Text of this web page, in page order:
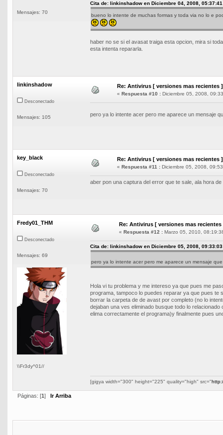
Mensajes: 70
Cita de: linkinshadow en Diciembre 04, 2008, 05:37:41
bueno lo intente de muchas formas y toda via no lo e
haber no se si el avasat traiga esta opcion, mira si
esta intenta repararla.
linkinshadow
Desconectado
Mensajes: 105
Re: Antivirus [ versiones mas recientes ]
« Respuesta #10 : Diciembre 05, 2008,
pero ya lo intente acer pero me aparece un mensaje
key_black
Desconectado
Mensajes: 70
Re: Antivirus [ versiones mas recientes ]
« Respuesta #11 : Diciembre 05, 2008,
aber pon una captura del error que te sale, ala hora
Fredy01_THM
Desconectado
Mensajes: 69
\\Fr3dy^01//
Re: Antivirus [ versiones mas recientes
« Respuesta #12 : Marzo 05, 2010,
Cita de: linkinshadow en Diciembre 05, 2008, 09:33:03
pero ya lo intente acer pero me aparece un mensaje
Hola vi tu problema y me intereso ya que pues me
programa, tampoco lo puedes reparar ya que pues te
borrar la carpeta de de avast por completo (no lo
dejaban una ves eliminado busque todo lo
elima correctamente el programa)y finalmente pues
[gigya width="300" height="225" quality="high" src="
Páginas: [1 ] Ir Arriba